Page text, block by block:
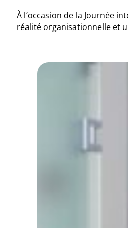
À l’occasion de la Journée
réalité organisationnelle et